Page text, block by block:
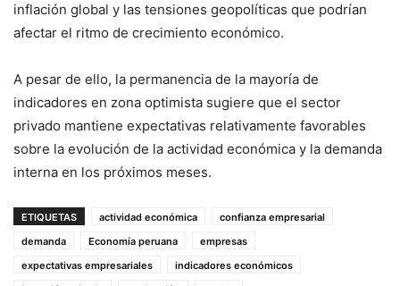
inflación global y las tensiones geopolíticas que podrían
afectar el ritmo de crecimiento económico.
A pesar de ello, la permanencia de la mayoría de
indicadores en zona optimista sugiere que el sector
privado mantiene expectativas relativamente favorables
sobre la evolución de la actividad económica y la demanda
interna en los próximos meses.
ETIQUETAS actividad económica
confianza empresarial
demanda
Economía peruana
empresas
expectativas empresariales
indicadores económicos